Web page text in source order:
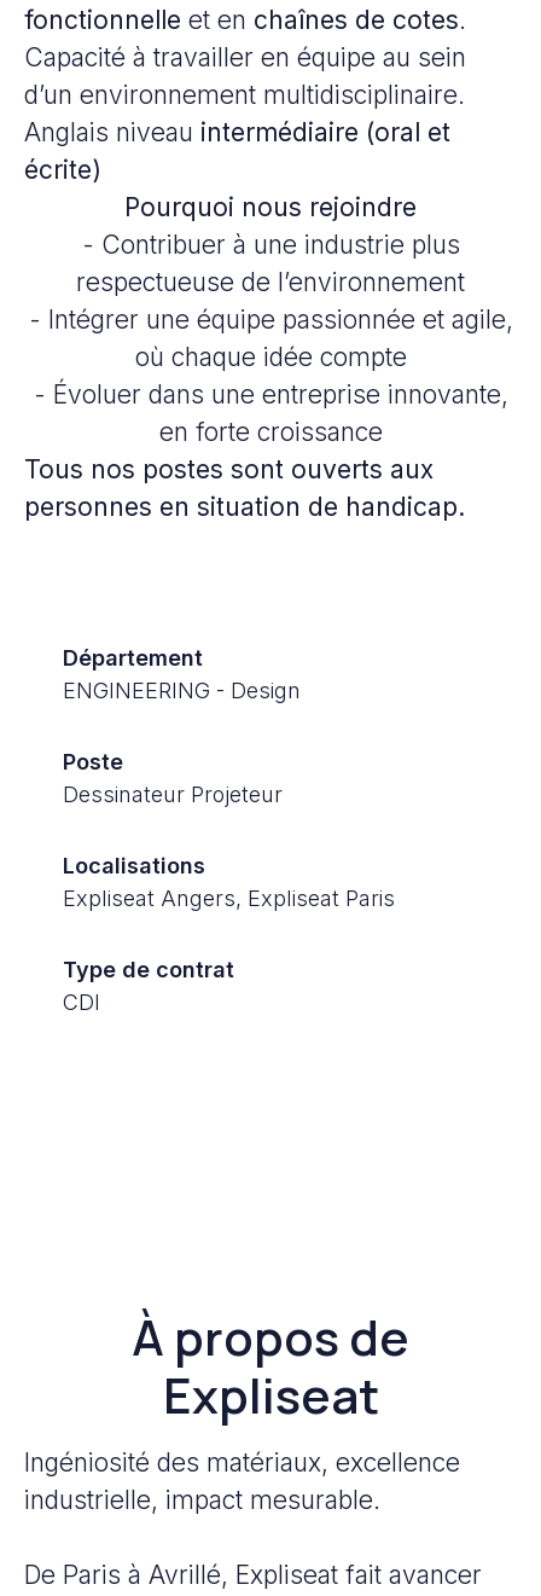
fonctionnelle et en chaînes de cotes.
Capacité à travailler en équipe au sein
d’un environnement multidisciplinaire.
Anglais niveau intermédiaire (oral et
écrite)
Pourquoi nous rejoindre
- Contribuer à une industrie plus
respectueuse de l’environnement
- Intégrer une équipe passionnée et agile,
où chaque idée compte
- Évoluer dans une entreprise innovante,
en forte croissance
Tous nos postes sont ouverts aux
personnes en situation de handicap.
Département
ENGINEERING - Design
Poste
Dessinateur Projeteur
Localisations
Expliseat Angers, Expliseat Paris
Type de contrat
CDI
À propos de
Expliseat
Ingéniosité des matériaux, excellence
industrielle, impact mesurable.
De Paris à Avrillé, Expliseat fait avancer